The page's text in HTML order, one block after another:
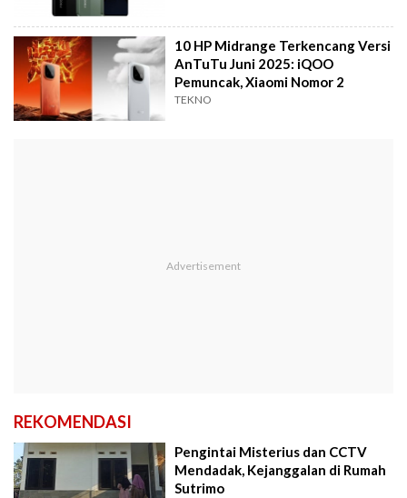
10 HP Midrange Terkencang Versi
AnTuTu Juni 2025: iQOO
Pemuncak, Xiaomi Nomor 2
TEKNO
REKOMENDASI
Pengintai Misterius dan CCTV
Mendadak, Kejanggalan di Rumah
Sutrimo